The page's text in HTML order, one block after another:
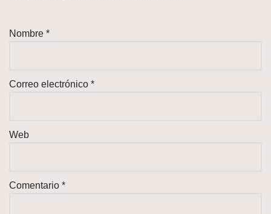
Nombre *
Correo electrónico *
Web
Comentario *